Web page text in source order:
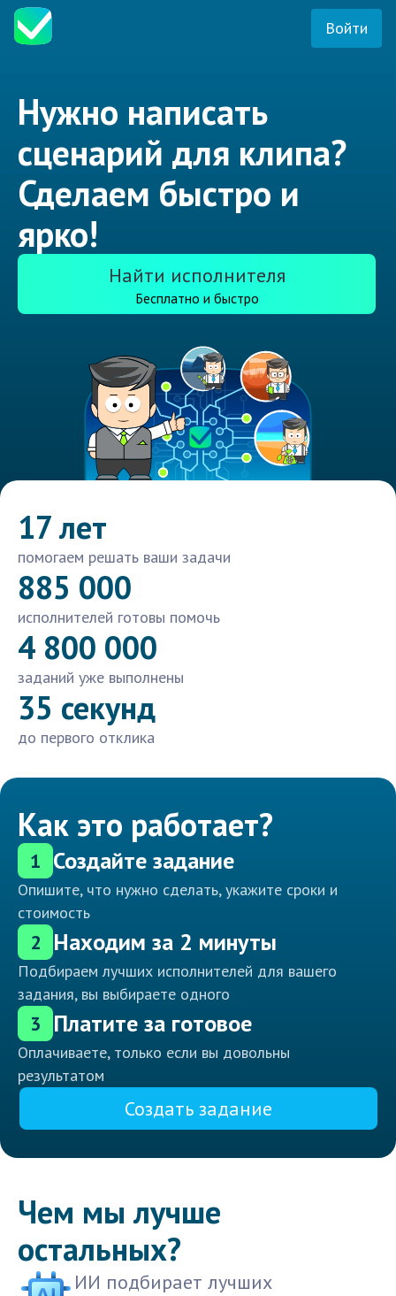
Войти
Нужно написать
сценарий для клипа?
Сделаем быстро и
ярко!
Найти исполнителя
Бесплатно и быстро
17 лет
помогаем решать ваши задачи
885 000
исполнителей готовы помочь
4 800 000
заданий уже выполнены
35 секунд
до первого отклика
Как это работает?
1 Создайте задание
Опишите, что нужно сделать, укажите сроки и
стоимость
2 Находим за 2 минуты
Подбираем лучших исполнителей для вашего
задания, вы выбираете одного
3 Платите за готовое
Оплачиваете, только если вы довольны
результатом
Создать задание
Чем мы лучше
остальных?
ИИ подбирает лучших